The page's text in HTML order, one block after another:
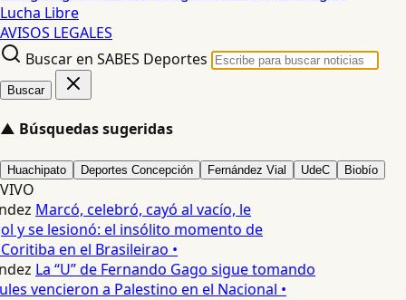
Lucha Libre
AVISOS LEGALES
Buscar en SABES Deportes
Buscar
▲ Búsquedas sugeridas
Huachipato Deportes Concepción Fernández Vial UdeC Biobío
VIVO
Marcó, celebró, cayó al vacío, le
y se lesionó: el insólito momento de
en el Brasileirao •
La “U” de Fernando Gago sigue tomando
vencieron a Palestino en el Nacional •